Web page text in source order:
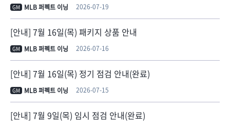
GM MLB 퍼펙트 이닝 2026-07-19
[안내] 7월 16일(목) 패키지 상품 안내
GM MLB 퍼펙트 이닝 2026-07-16
[안내] 7월 16일(목) 정기 점검 안내(완료)
GM MLB 퍼펙트 이닝 2026-07-15
[안내] 7월 9일(목) 임시 점검 안내(완료)